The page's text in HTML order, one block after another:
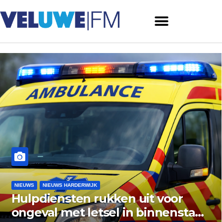
rukken uit voor
letsel in binnenstad
NIEUWS NIEUWS